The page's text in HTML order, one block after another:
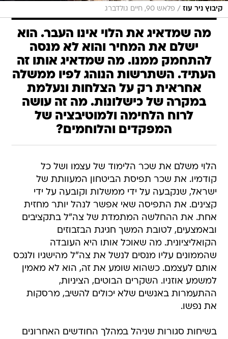
קיבוץ ניר עוז / פלאש 90, חיים גולדברג
מה שמדאיג את הלוי אינו העבר. הוא
ישלם את המחיר והוא לא מנסה
להתחמק ממנו. מה שמדאיג אותו זה
העתיד. השתרשות הנוהג לפיו ממשלה
אחראית רק על הצלחות ונעלמת
במקרה של כישלונות. מה זה עושה
לרוח הלחימה ולמוטיבציה של
המפקדים והלוחמים?
הלוי משלם את שכר הלימוד של עצמו ושל כל
קודמיו. את שכר תפיסת הביטחון המעוותת של
ישראל, שנקבעה על ידי ממשלות וקובעה על ידי
קצינים. את התפיסה שאי אפשר לנהל יותר מחזית
אחת. את ההחלשה המתמדת של צה"ל בתקציבים
ובאמצעים, לטובת המשך חגיגת הבזבוזים
הקואליציונית. מה שאוכל אותו היא העובדה
שהממונים עליו מנסים לנשל את צה"ל מהישגיו ולנכס
אותם לעצמם. כשהוא שומע את זה, הוא לא מאמין
למשמע אוזניו. השקרים הבוטים, הציניות,
ההתעמרות באנשים שלא יכולים להשיב, מרסקות
את נפשו.
בשיחות סגורות שניהל במהלך החודשים האחרונים